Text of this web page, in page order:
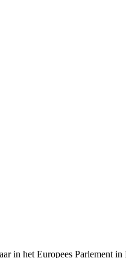
in het Europees Parlement